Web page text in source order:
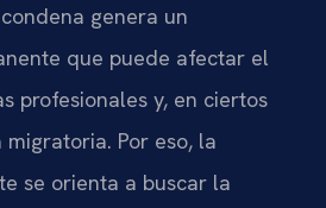
genera un
que puede afectar el
profesionales y, en ciertos
Por eso, la
se orienta a buscar la